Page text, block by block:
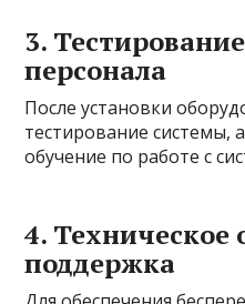
3.
персонала
После установки
тестирование системы,
обучение по работе с
4. Техническое
поддержка